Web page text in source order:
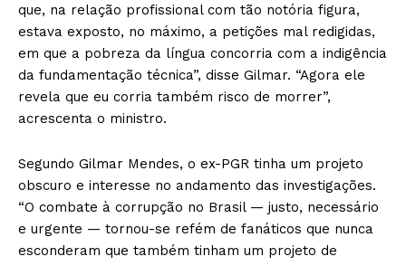
que, na relação profissional com tão notória figura,
estava exposto, no máximo, a petições mal redigidas,
em que a pobreza da língua concorria com a indigência
da fundamentação técnica”, disse Gilmar. “Agora ele
revela que eu corria também risco de morrer”,
acrescenta o ministro.
Segundo Gilmar Mendes, o ex-PGR tinha um projeto
obscuro e interesse no andamento das investigações.
“O combate à corrupção no Brasil — justo, necessário
e urgente — tornou-se refém de fanáticos que nunca
esconderam que também tinham um projeto de